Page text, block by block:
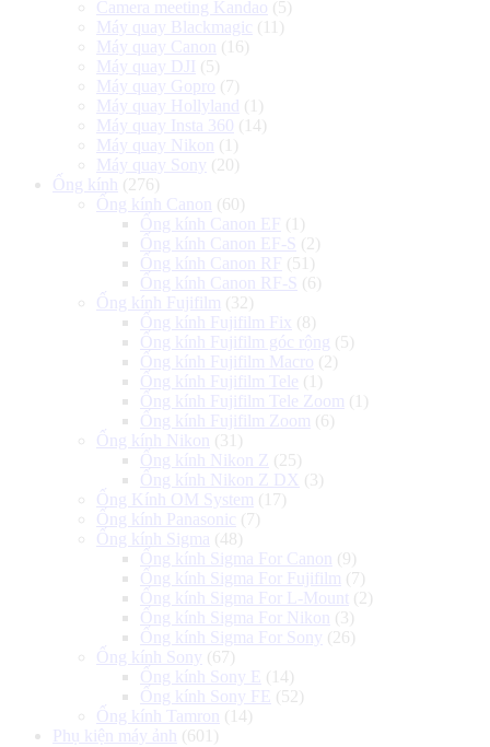
Camera meeting Kandao (5)
Máy quay Blackmagic (11)
Máy quay Canon
(16)
Máy quay DJI (5)
Máy quay Gopro (7)
Máy quay Hollyland
(1)
Máy quay Insta 360 (14)
Máy quay Nikon
(1)
Máy quay Sony (20)
Ống kính
(276)
Ống kính Canon
(60)
Ống kính Canon EF
(1)
Ống kính Canon EF-S (2)
Ống kính Canon RF
(51)
Ống kính Canon RF-S (6)
Ống kính Fujifilm (32)
Ống kính Fujifilm Fix (8)
Ống kính Fujifilm góc rộng (5)
Ống kính Fujifilm Macro (2)
Ống kính Fujifilm Tele (1)
Ống kính Fujifilm Tele Zoom (1)
Ống kính Fujifilm Zoom (6)
Ống kính Nikon
(31)
Ống kính Nikon Z (25)
Ống kính Nikon Z DX (3)
Ống Kính OM System (17)
Ống kính Panasonic (7)
Ống kính Sigma (48)
Ống kính Sigma For Canon
(9)
Ống kính Sigma For Fujifilm (7)
Ống kính Sigma For L-Mount (2)
Ống kính Sigma For Nikon
(3)
Ống kính Sigma For Sony (26)
Ống kính Sony (67)
Ống kính Sony E
(14)
Ống kính Sony FE
(52)
Ống kính Tamron
(14)
Phụ kiện máy ảnh
(601)